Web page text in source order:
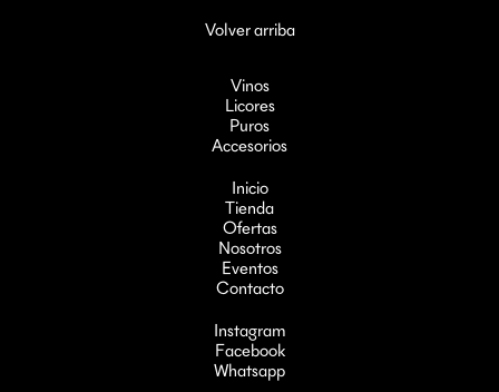
Volver arriba
Vinos
Licores
Puros
Accesorios
Inicio
Tienda
Ofertas
Nosotros
Eventos
Contacto
Instagram
Facebook
Whatsapp